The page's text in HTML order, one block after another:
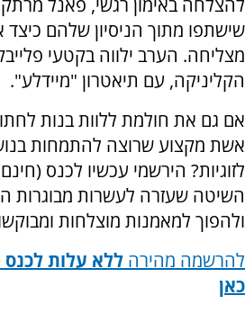
להצלחה באימון רגשי, פאנל מרתק
שישתפו מתוך הניסיון שלהם
מצליחה. הערב ילווה בקטעי
הקליניקה, עם תיאטרון "מיידלע".
אם גם את חולמת ללוות בנות
אשת מקצוע שרוצה להתמחות
לזוגיות? הירשמי עכשיו לכנס
השיטה שעזרה לעשרות מבוגרות
ולהפוך למאמנות מוצלחות
להרשמה מהירה ללא עלות
כאן